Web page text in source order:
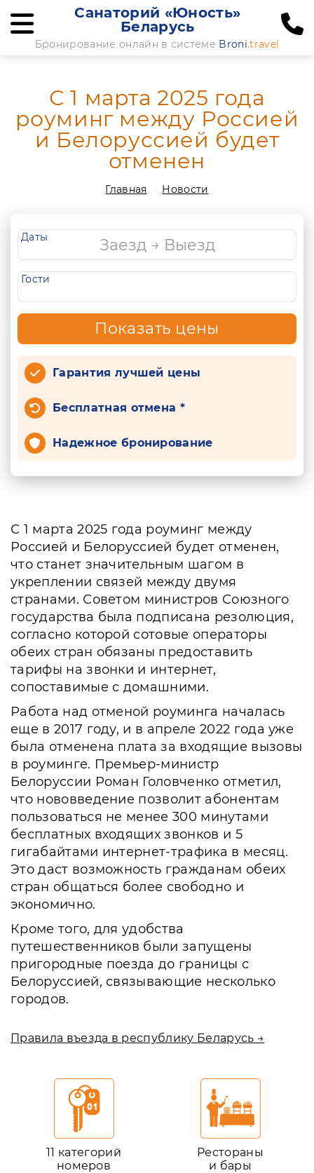
Санаторий «Юность»
Беларусь
Бронирование онлайн в системе Broni.travel
С 1 марта 2025 года
роуминг между Россией
и Белоруссией будет
отменен
Главная Новости
Даты
Гости
Показать цены
Гарантия лучшей цены
Бесплатная отмена *
Надежное бронирование
С 1 марта 2025 года роуминг между
Россией и Белоруссией будет отменен,
что станет значительным шагом в
укреплении связей между двумя
странами. Советом министров Союзного
государства была подписана резолюция,
согласно которой сотовые операторы
обеих стран обязаны предоставить
тарифы на звонки и интернет,
сопоставимые с домашними.
Работа над отменой роуминга началась
еще в 2017 году, и в апреле 2022 года уже
была отменена плата за входящие вызовы
в роуминге. Премьер-министр
Белоруссии Роман Головченко отметил,
что нововведение позволит абонентам
пользоваться не менее 300 минутами
бесплатных входящих звонков и 5
гигабайтами интернет-трафика в месяц.
Это даст возможность гражданам обеих
стран общаться более свободно и
экономично.
Кроме того, для удобства
путешественников были запущены
пригородные поезда до границы с
Белоруссией, связывающие несколько
городов.
Правила въезда в республику Беларусь →
11 категорий
номеров
Рестораны
и бары